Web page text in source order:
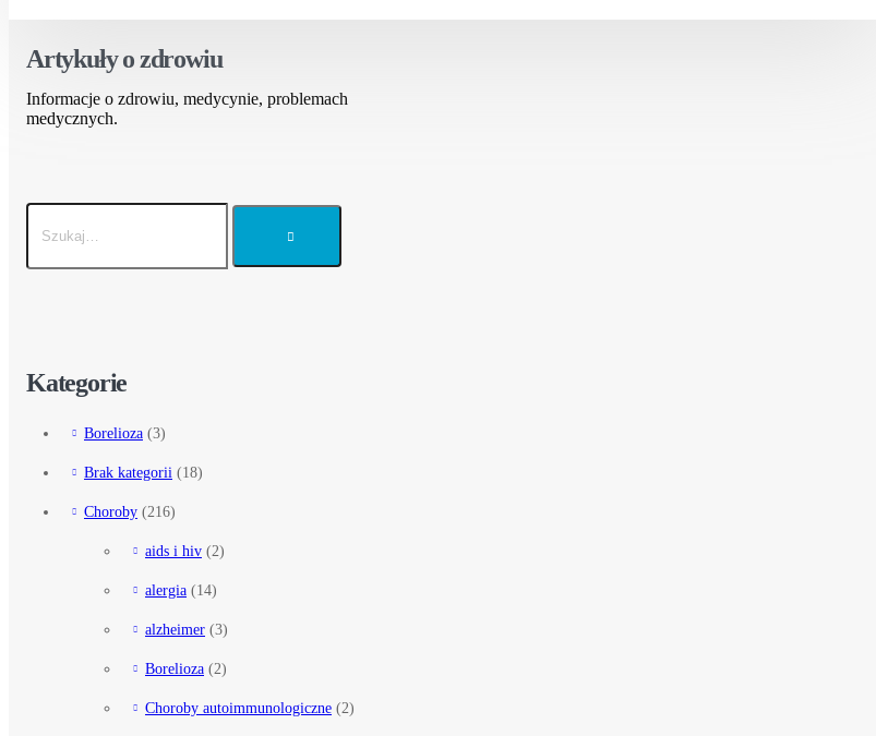
Artykuły o zdrowiu
Informacje o zdrowiu, medycynie, problemach
medycznych.
Kategorie
Borelioza (3)
Brak kategorii (18)
Choroby (216)
aids i hiv (2)
alergia (14)
alzheimer (3)
Borelioza (2)
Choroby autoimmunologiczne (2)